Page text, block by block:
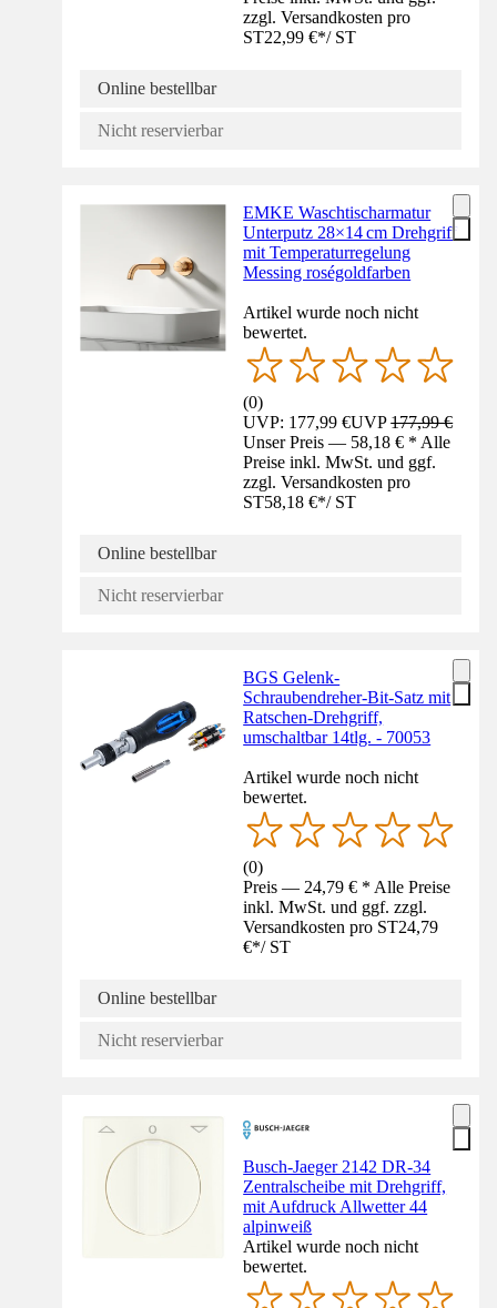
zzgl. Versandkosten pro
ST22,99 €*/ ST
Online bestellbar
Nicht reservierbar
EMKE Waschtischarmatur
Unterputz 28×14 cm Drehgriff
mit Temperaturregelung
Messing roségoldfarben
Artikel wurde noch nicht
bewertet.
(0)
UVP: 177,99 €UVP177,99 €
Unser Preis — 58,18 € * Alle
Preise inkl. MwSt. und ggf.
zzgl. Versandkosten pro
ST58,18 €*/ ST
Online bestellbar
Nicht reservierbar
BGS Gelenk-
Schraubendreher-Bit-Satz mit
Ratschen-Drehgriff,
umschaltbar 14tlg. - 70053
Artikel wurde noch nicht
bewertet.
(0)
Preis — 24,79 € * Alle Preise
inkl. MwSt. und ggf. zzgl.
Versandkosten pro ST24,79
€*/ ST
Online bestellbar
Nicht reservierbar
Busch-Jaeger 2142 DR-34
Zentralscheibe mit Drehgriff,
mit Aufdruck Allwetter 44
alpinweiß
Artikel wurde noch nicht
bewertet.